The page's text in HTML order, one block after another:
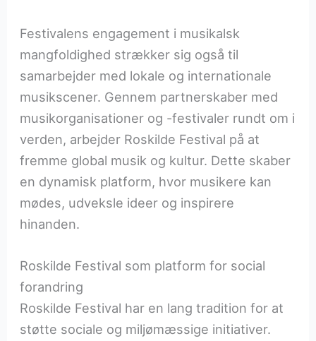
Festivalens engagement i musikalsk
mangfoldighed strækker sig også til
samarbejder med lokale og internationale
musikscener. Gennem partnerskaber med
musikorganisationer og -festivaler rundt om i
verden, arbejder Roskilde Festival på at
fremme global musik og kultur. Dette skaber
en dynamisk platform, hvor musikere kan
mødes, udveksle ideer og inspirere
hinanden.
Roskilde Festival som platform for social
forandring
Roskilde Festival har en lang tradition for at
støtte sociale og miljømæssige initiativer.